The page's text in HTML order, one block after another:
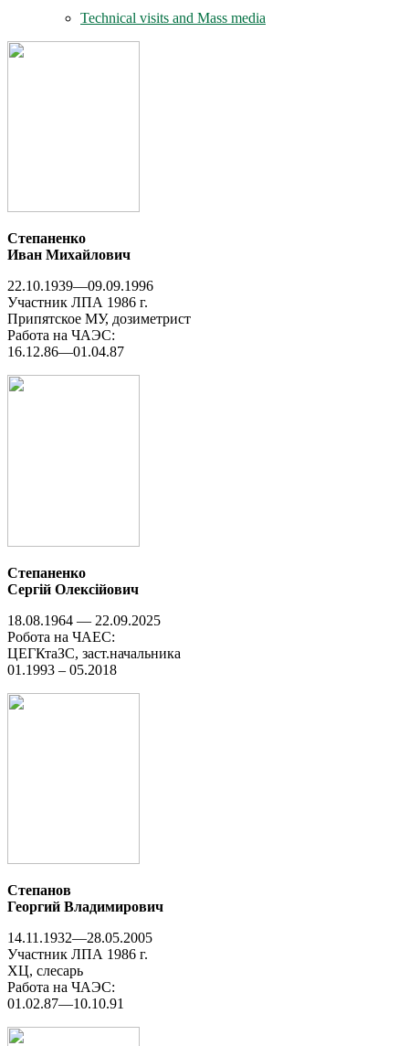
Technical visits and Mass media
Степаненко
Иван Михайлович
22.10.1939—09.09.1996
Участник ЛПА 1986 г.
Припятское МУ, дозиметрист
Работа на ЧАЭС:
16.12.86—01.04.87
Степаненко
Сергій Олексійович
18.08.1964 — 22.09.2025
Робота на ЧАЕС:
ЦЕГКтаЗС, заст.начальника
01.1993 – 05.2018
Степанов
Георгий Владимирович
14.11.1932—28.05.2005
Участник ЛПА 1986 г.
ХЦ, слесарь
Работа на ЧАЭС:
01.02.87—10.10.91